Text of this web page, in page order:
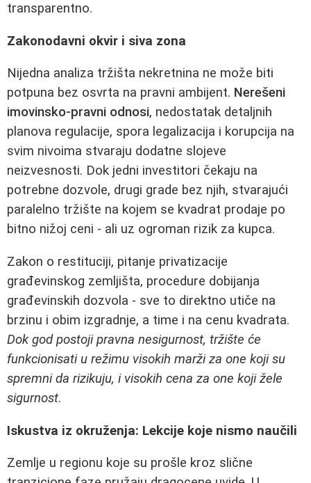
transparentno.
Zakonodavni okvir i siva zona
Nijedna analiza tržišta nekretnina ne može biti
potpuna bez osvrta na pravni ambijent. Nerešeni
imovinsko-pravni odnosi, nedostatak detaljnih
planova regulacije, spora legalizacija i korupcija na
svim nivoima stvaraju dodatne slojeve
neizvesnosti. Dok jedni investitori čekaju na
potrebne dozvole, drugi grade bez njih, stvarajući
paralelno tržište na kojem se kvadrat prodaje po
bitno nižoj ceni - ali uz ogroman rizik za kupca.
Zakon o restituciji, pitanje privatizacije
građevinskog zemljišta, procedure dobijanja
građevinskih dozvola - sve to direktno utiče na
brzinu i obim izgradnje, a time i na cenu kvadrata.
Dok god postoji pravna nesigurnost, tržište će
funkcionisati u režimu visokih marži za one koji su
spremni da rizikuju, i visokih cena za one koji žele
sigurnost.
Iskustva iz okruženja: Lekcije koje nismo naučili
Zemlje u regionu koje su prošle kroz slične